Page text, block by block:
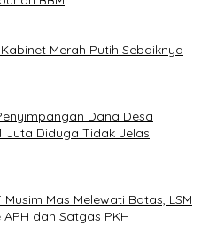
Merah Putih Sebaiknya
Dana Desa
Juta Diduga Tidak Jelas
Mas Melewati Batas, LSM
dan Satgas PKH